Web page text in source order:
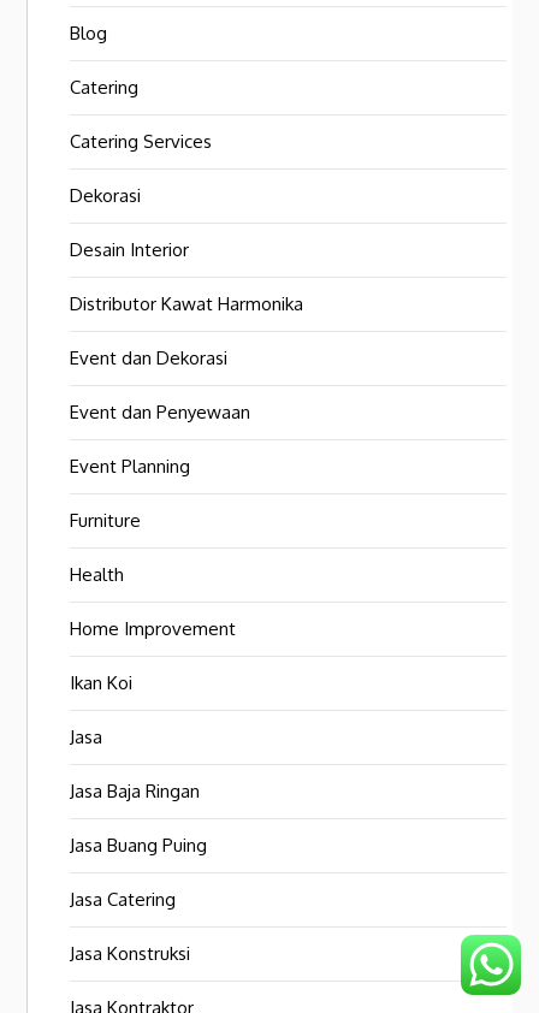
Blog
Catering
Catering Services
Dekorasi
Desain Interior
Distributor Kawat Harmonika
Event dan Dekorasi
Event dan Penyewaan
Event Planning
Furniture
Health
Home Improvement
Ikan Koi
Jasa
Jasa Baja Ringan
Jasa Buang Puing
Jasa Catering
Jasa Konstruksi
Jasa Kontraktor